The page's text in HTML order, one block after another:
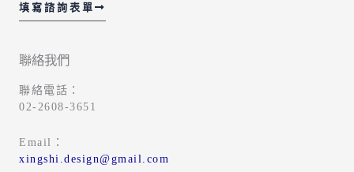
填寫諮詢表單
聯絡我們
聯絡電話：
02-2608-3651
Email：
xingshi.design@gmail.com